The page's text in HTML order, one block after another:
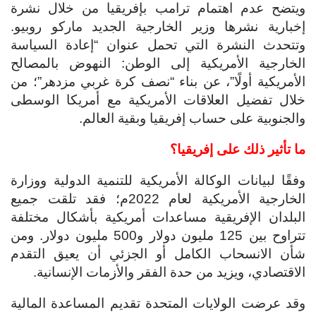
ويتضح عدم اهتمام ترامب بإفريقيا من خلال نشرة
إخبارية نشرها وزير الخارجية الجديد ماركو روبيو.
وتتحدث النشرة التي تحمل عنوان “إعادة السياسة
الخارجية الأمريكية إلى الوطن: النهوض بالمصالح
الأمريكية أولًا”، عن بناء “نصف كرة غربي مزدهر”؛ من
خلال تفضيل العلاقات الأمريكية مع أمريكا الوسطى
والجنوبية على حساب إفريقيا وبقية العالم.
ما تأثير ذلك على إفريقيا؟
وفقًا لبيانات الوكالة الأمريكية للتنمية الدولية ووزارة
الخارجية الأمريكية لعام 2022م؛ فقد تلقت جميع
البلدان الإفريقية مساعدات أمريكية بأشكال مختلفة
تتراوح بين 125 مليون دولار و500 مليون دولار. ومن
شأن الانسحاب الكامل أو الجزئي أن يعيق التقدم
الاقتصادي، ويزيد من حدة الفقر والأزمات الإنسانية.
وقد عرضت الولايات المتحدة تقديم المساعدة المالية